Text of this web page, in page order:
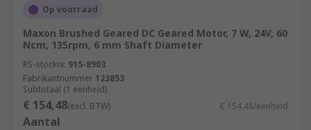
Op voorraad
Maxon Brushed Geared DC Geared Motor, 7 W, 24V, 60
Ncm, 135rpm, 6 mm Shaft Diameter
RS-stocknr. 915-8903
Fabrikantnummer 123853
Subtotaal (1 eenheid)
€ 154,48(excl. BTW) € 154,48/eenheid
Aantal